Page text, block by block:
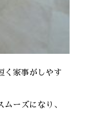
く家事がしやす
ーズになり、